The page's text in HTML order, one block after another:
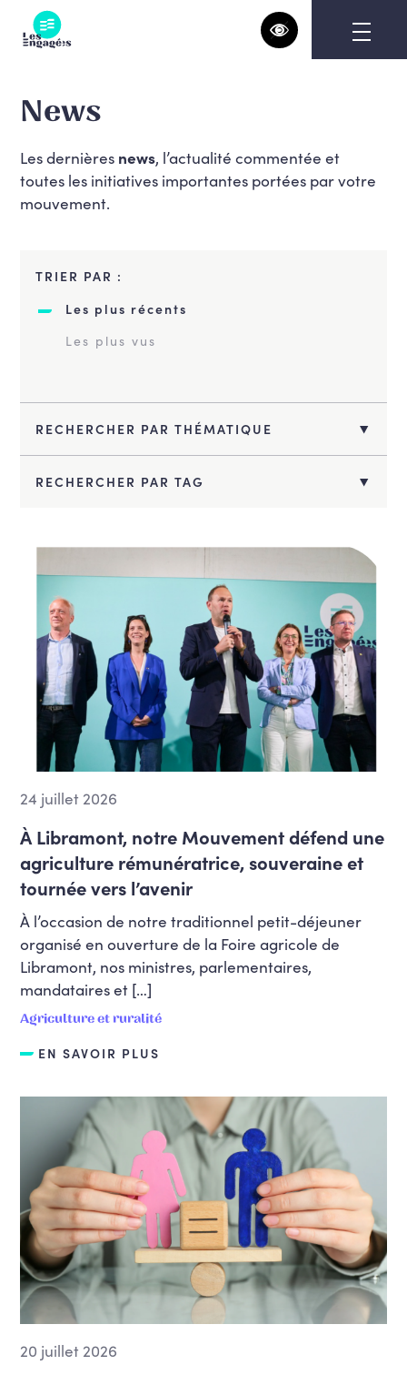
content
News
Les dernières news, l’actualité commentée et
toutes les initiatives importantes portées par votre
mouvement.
TRIER PAR :
Les plus récents
Les plus vus
RECHERCHER PAR THÉMATIQUE
Action sociale
Aménagement du territoire et
développement urbain
Bien-être animal
Bruxelles
Budget et finances publiques
Climat et Energie
COMPET - Santé
COMPET - Tourisme
Défense
Démocratie, gouvernance et réformes
Economie, industrie, commerce,
entrepreneuriat, indépendants
Efficacité des organisations et des
politiques publiques, fonction publique
Egalité des genres et LGBTQIA+
Emploi, formation et bien-être au
Emploi, Formation, Pensions, bien-être
au travail (y compris migration
économique et Formation Promotion
sociale)
Enseignement
Enseignement fondamental
Enseignement supérieur et recherche
scientifique
Environnement, biodiversité et
durabilité
Familles et petite enfance
RECHERCHER PAR TAG
24 juillet 2026
À Libramont, notre Mouvement défend une
agriculture rémunératrice, souveraine et
tournée vers l’avenir
À l’occasion de notre traditionnel petit-déjeuner
organisé en ouverture de la Foire agricole de
Libramont, nos ministres, parlementaires,
mandataires et […]
Agriculture et ruralité
EN SAVOIR PLUS
20 juillet 2026